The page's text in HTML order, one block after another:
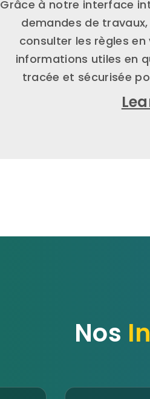
Grâce à notre interface
demandes de
consulter les règles
informations utiles en
tracée et sécurisée
Nos